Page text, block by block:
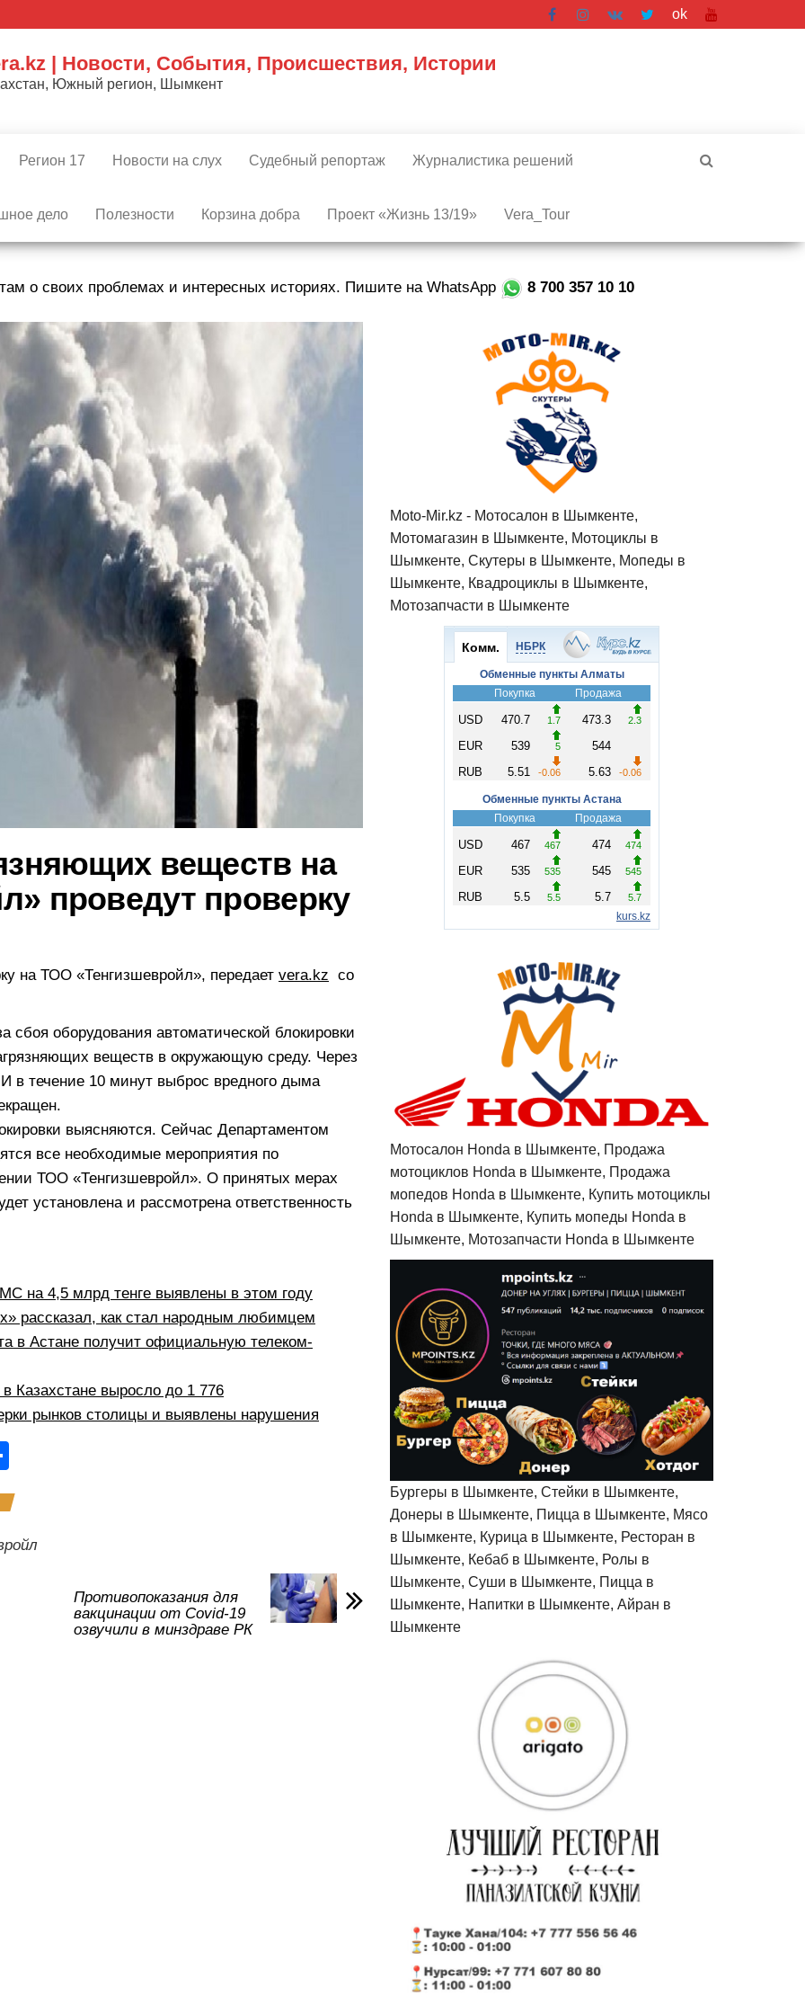
ok
| Новости, События, Происшествия, Истории
Южный регион, Шымкент
Регион 17 Новости на слух Судебный репортаж Журналистика решений
дело Полезности Корзина добра Проект «Жизнь 13/19» Vera_Tour
о своих проблемах и интересных историях. Пишите на WhatsApp 8 700 357 10 10
веществ на
проведут проверку
на ТОО «Тенгизшевройл», передает vera.kz со
оборудования автоматической блокировки
веществ в окружающую среду. Через
в течение 10 минут выброс вредного дыма
выясняются. Сейчас Департаментом
все необходимые мероприятия по
ТОО «Тенгизшевройл». О принятых мерах
установлена и рассмотрена ответственность
на 4,5 млрд тенге выявлены в этом году
рассказал, как стал народным любимцем
в Астане получит официальную телеком-
Казахстане выросло до 1 776
рынков столицы и выявлены нарушения
р
а
Противопоказания для
вакцинации от Covid-19
озвучили в минздраве РК
Moto-Mir.kz - Мотосалон в Шымкенте,
Мотомагазин в Шымкенте, Мотоциклы в
Шымкенте, Скутеры в Шымкенте, Мопеды в
Шымкенте, Квадроциклы в Шымкенте,
Мотозапчасти в Шымкенте
Мотосалон Honda в Шымкенте, Продажа
мотоциклов Honda в Шымкенте, Продажа
мопедов Honda в Шымкенте, Купить мотоциклы
Honda в Шымкенте, Купить мопеды Honda в
Шымкенте, Мотозапчасти Honda в Шымкенте
Бургеры в Шымкенте, Стейки в Шымкенте,
Донеры в Шымкенте, Пицца в Шымкенте, Мясо
в Шымкенте, Курица в Шымкенте, Ресторан в
Шымкенте, Кебаб в Шымкенте, Ролы в
Шымкенте, Суши в Шымкенте, Пицца в
Шымкенте, Напитки в Шымкенте, Айран в
Шымкенте